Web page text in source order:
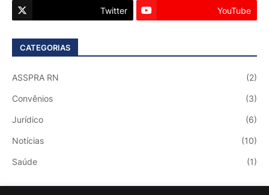
Twitter YouTube
CATEGORIAS
ASSPRA RN (2)
Convênios (3)
Jurídico (6)
Notícias (10)
Saúde (1)